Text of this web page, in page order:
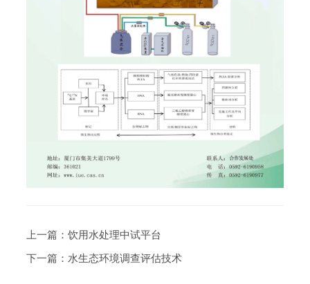
上一篇： 饮用水处理中试平台
下一篇： 水生态环境调查评估技术